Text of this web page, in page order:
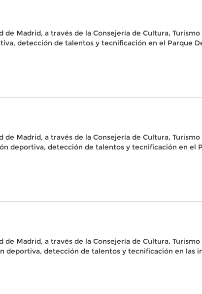
Madrid, a través de la Consejería de Cultura,
detección de talentos y tecnificación en el Parque
de Madrid, a través de la Consejería de Cultura,
deportiva, detección de talentos y tecnificación en el
Madrid, a través de la Consejería de Cultura,
deportiva, detección de talentos y tecnificación en las